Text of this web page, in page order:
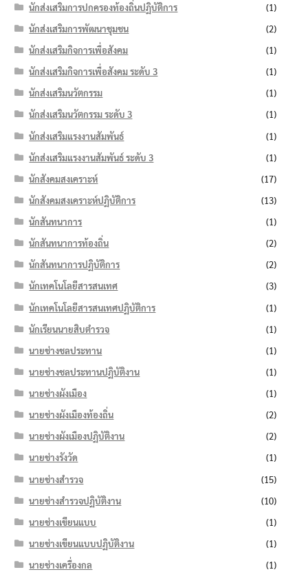
นักส่งเสริมการปกครองท้องถิ่นปฏิบัติการ
(1)
นักส่งเสริมการพัฒนาชุมชน
(2)
นักส่งเสริมกิจการเพื่อสังคม
(1)
นักส่งเสริมกิจการเพื่อสังคม ระดับ 3
(1)
นักส่งเสริมนวัตกรรม
(1)
นักส่งเสริมนวัตกรรม ระดับ 3
(1)
นักส่งเสริมแรงงานสัมพันธ์
(1)
นักส่งเสริมแรงงานสัมพันธ์ ระดับ 3
(1)
นักสังคมสงเคราะห์
(17)
นักสังคมสงเคราะห์ปฏิบัติการ
(13)
นักสันทนาการ
(1)
นักสันทนาการท้องถิ่น
(2)
นักสันทนาการปฏิบัติการ
(2)
นักเทคโนโลยีสารสนเทศ
(3)
นักเทคโนโลยีสารสนเทศปฏิบัติการ
(1)
นักเรียนนายสิบตำรวจ
(1)
นายช่างชลประทาน
(1)
นายช่างชลประทานปฏิบัติงาน
(1)
นายช่างผังเมือง
(1)
นายช่างผังเมืองท้องถิ่น
(2)
นายช่างผังเมืองปฏิบัติงาน
(2)
นายช่างรังวัด
(1)
นายช่างสำรวจ
(15)
นายช่างสำรวจปฏิบัติงาน
(10)
นายช่างเขียนแบบ
(1)
นายช่างเขียนแบบปฏิบัติงาน
(1)
นายช่างเครื่องกล
(1)